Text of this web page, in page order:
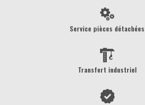
Service pièces détachées
Transfert industriel